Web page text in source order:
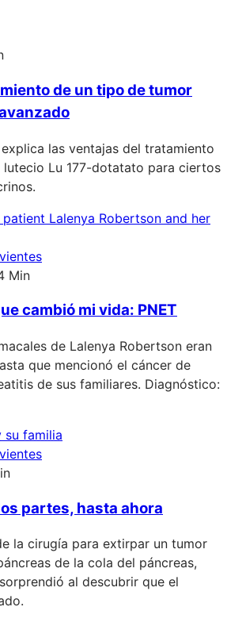
de un tipo de tumor
las ventajas del tratamiento
Lu 177-dotatato para ciertos
Min
cambió mi vida: PNET
de Lalenya Robertson eran
que mencionó el cáncer de
de sus familiares. Diagnóstico:
partes, hasta ahora
la cirugía para extirpar un tumor
de la cola del páncreas,
al descubrir que el